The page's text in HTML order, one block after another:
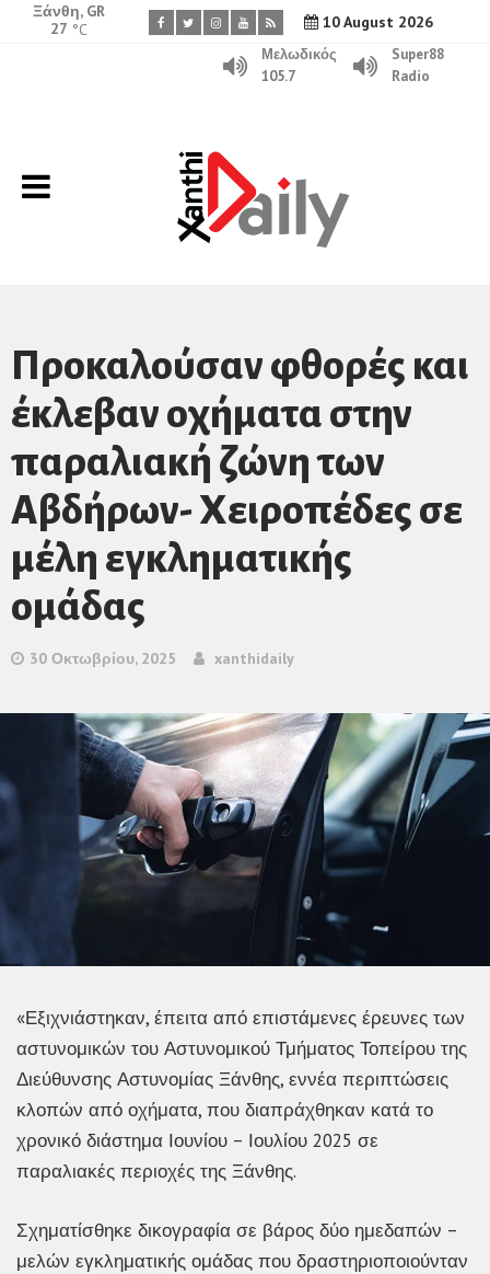
10 August 2026
Ξάνθη, GR
27 °C
Μελωδικός
105.7
Super88
Radio
Προκαλούσαν φθορές και
έκλεβαν οχήματα στην
παραλιακή ζώνη των
Αβδήρων- Χειροπέδες σε
μέλη εγκληματικής
ομάδας
30 Οκτωβρίου, 2025 xanthidaily
«Εξιχνιάστηκαν, έπειτα από επιστάμενες έρευνες των
αστυνομικών του Αστυνομικού Τμήματος Τοπείρου της
Διεύθυνσης Αστυνομίας Ξάνθης, εννέα περιπτώσεις
κλοπών από οχήματα, που διαπράχθηκαν κατά το
χρονικό διάστημα Ιουνίου – Ιουλίου 2025 σε
παραλιακές περιοχές της Ξάνθης.
Σχηματίσθηκε δικογραφία σε βάρος δύο ημεδαπών –
μελών εγκληματικής ομάδας που δραστηριοποιούνταν